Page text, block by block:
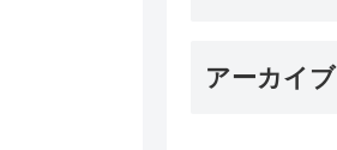
アーカイブ